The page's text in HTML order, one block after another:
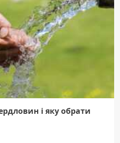
і яку обрати